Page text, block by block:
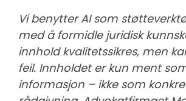
Vi benytter AI som
med å formidle juridisk
innhold kvalitetssikres, men
feil. Innholdet er kun ment
informasjon – ikke som